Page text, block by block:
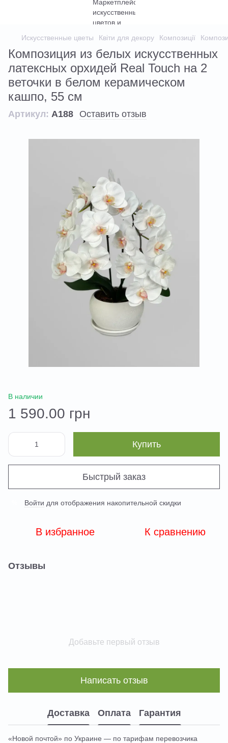
Искусственные цветы Квіти для декору Композиції
Композиция из белых искусственных
латексных орхидей Real Touch на 2
веточки в белом керамическом
кашпо, 55 см
Артикул: А188 Оставить отзыв
В наличии
1 590.00 грн
Купить
Быстрый заказ
Войти для отображения накопительной скидки
В избранное К сравнению
Отзывы
Добавьте первый отзыв
Написать отзыв
Доставка Оплата Гарантия
«Новой почтой» по Украине — по тарифам перевозчика